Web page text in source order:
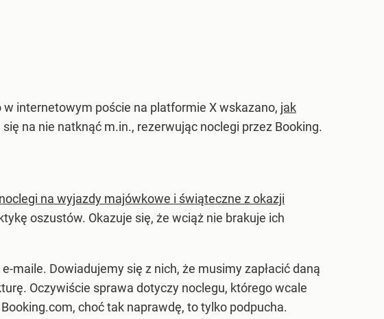
internetowym poście na platformie X wskazano, jak
się na nie natknąć m.in., rezerwując noclegi przez Booking.
na wyjazdy majówkowe i świąteczne z okazji
oszustów. Okazuje się, że wciąż nie brakuje ich
maile. Dowiadujemy się z nich, że musimy zapłacić daną
Oczywiście sprawa dotyczy noclegu, którego wcale
choć tak naprawdę, to tylko podpucha.